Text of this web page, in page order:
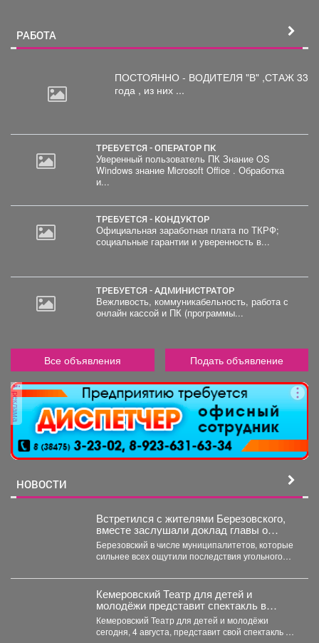
РАБОТА
ПОСТОЯННО - ВОДИТЕЛЯ "В" ,СТАЖ 33
года , из них ...
ТРЕБУЕТСЯ - ОПЕРАТОР ПК
Уверенный пользователь ПК Знание OS
Windows знание Microsoft Office . Обработка
и...
ТРЕБУЕТСЯ - КОНДУКТОР
Официальная заработная плата по ТКРФ;
социальные гарантии и уверенность в...
ТРЕБУЕТСЯ - АДМИНИСТРАТОР
Вежливость, коммуникабельность, работа с
онлайн кассой и ПК (программы...
Все объявления Подать объявление
реклама
НОВОСТИ
Встретился с жителями Березовского,
вместе заслушали доклад главы о
развитии города.
Березовский в числе муниципалитетов, которые
сильнее всех ощутили последствия угольного
Кемеровский Театр для детей и
молодёжи представит спектакль в
Москве
Кемеровский Театр для детей и молодёжи
сегодня, 4 августа, представит свой спектакль на